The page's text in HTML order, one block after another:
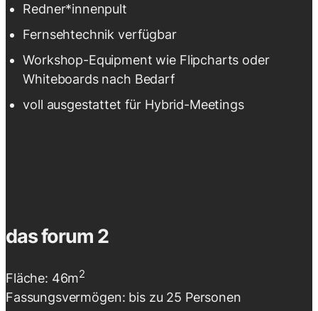
Redner*innenpult
Fernsehtechnik verfügbar
Workshop-Equipment wie Flipcharts oder
Whiteboards nach Bedarf
voll ausgestattet für Hybrid-Meetings
das forum 2
Fläche: 46m2
Fassungsvermögen: bis zu 25 Personen